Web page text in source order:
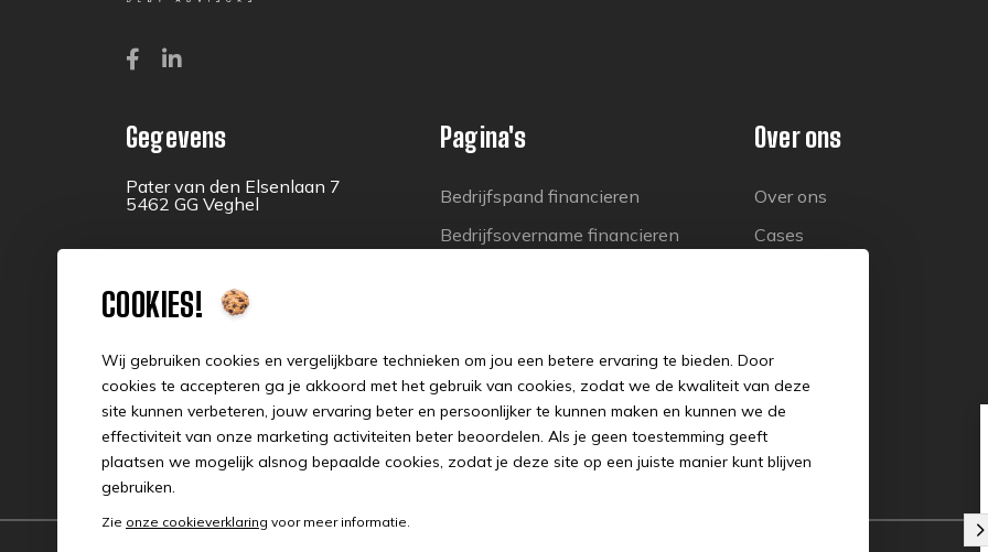
Gegevens
Pater van den Elsenlaan 7
5462 GG Veghel
073 440 0309
Pagina's
Bedrijfspand financieren
Bedrijfsovername financieren
Over ons
Over ons
Cases
Klantverhalen
COOKIES!
Wij gebruiken cookies en vergelijkbare technieken om jou een betere ervaring te bieden. Door
cookies te accepteren ga je akkoord met het gebruik van cookies, zodat we de kwaliteit van deze
site kunnen verbeteren, jouw ervaring beter en persoonlijker te kunnen maken en kunnen we de
effectiviteit van onze marketing activiteiten beter beoordelen. Als je geen toestemming geeft
plaatsen we mogelijk alsnog bepaalde cookies, zodat je deze site op een juiste manier kunt blijven
gebruiken.
Zie onze cookieverklaring voor meer informatie.